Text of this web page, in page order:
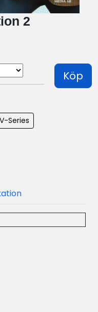
2
Köp
Series